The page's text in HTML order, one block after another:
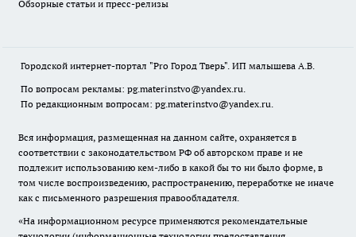
Обзорные статьи и пресс-релизы
Городской интернет-портал "Pro Город Тверь". ИП малышева А.В.
По вопросам рекламы: pg.materinstvo@yandex.ru.
По редакционным вопросам: pg.materinstvo@yandex.ru.
Вся информация, размещенная на данном сайте, охраняется в
соответствии с законодательством РФ об авторском праве и не
подлежит использованию кем-либо в какой бы то ни было форме, в
том числе воспроизведению, распространению, переработке не иначе
как с письменного разрешения правообладателя.
«На информационном ресурсе применяются рекомендательные